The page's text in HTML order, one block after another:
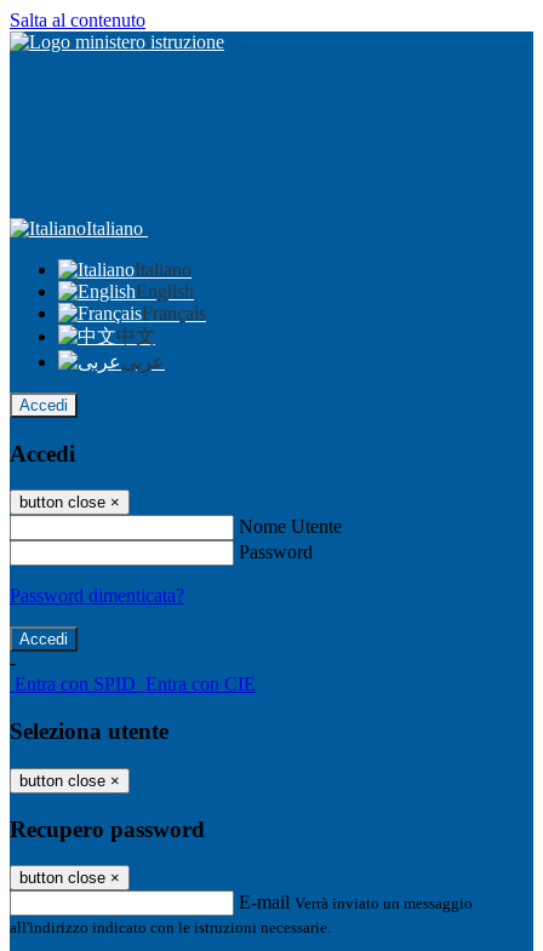
Salta al contenuto
Italiano
Italiano
English
Français
中文
عربى
Accedi
Accedi
button close ×
Nome Utente
Password
Password dimenticata?
-
Entra con SPID Entra con CIE
Seleziona utente
button close ×
Recupero password
button close ×
E-mail Verrà inviato un messaggio
all'indirizzo indicato con le istruzioni necessarie.